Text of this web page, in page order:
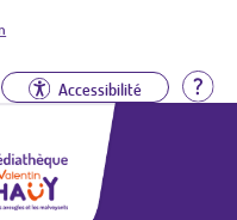
Accessibilité